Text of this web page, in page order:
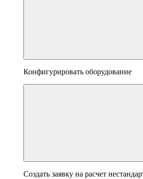
Конфигурировать оборудование
Создать заявку на расчет